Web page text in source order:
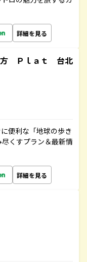
詳細を見る
Ｐｌａｔ 台北
便利な「地球の歩き
くすプラン＆最新情
詳細を見る